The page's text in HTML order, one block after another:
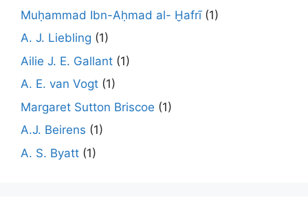
Muḥammad Ibn-Aḥmad al- Ḫafrī(1)
A. J. Liebling (1)
Ailie J. E. Gallant (1)
A. E. van Vogt (1)
Margaret Sutton Briscoe (1)
A.J. Beirens (1)
A. S. Byatt (1)